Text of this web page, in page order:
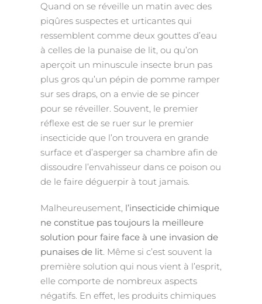
Quand on se réveille un matin avec des
piqûres suspectes et urticantes qui
ressemblent comme deux gouttes d’eau
à celles de la punaise de lit, ou qu’on
aperçoit un minuscule insecte brun pas
plus gros qu’un pépin de pomme ramper
sur ses draps, on a envie de se pincer
pour se réveiller. Souvent, le premier
réflexe est de se ruer sur le premier
insecticide que l’on trouvera en grande
surface et d’asperger sa chambre afin de
dissoudre l’envahisseur dans ce poison ou
de le faire déguerpir à tout jamais.
Malheureusement, l’insecticide chimique
ne constitue pas toujours la meilleure
solution pour faire face à une invasion de
punaises de lit. Même si c’est souvent la
première solution qui nous vient à l’esprit,
elle comporte de nombreux aspects
négatifs. En effet, les produits chimiques